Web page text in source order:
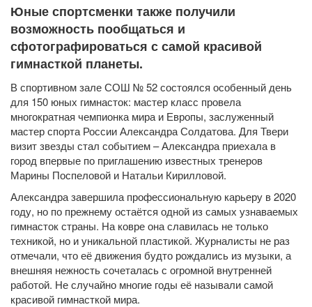
Юные спортсменки также получили
возможность пообщаться и
сфотографироваться с самой красивой
гимнасткой планеты.
В спортивном зале СОШ № 52 состоялся особенный день
для 150 юных гимнасток: мастер класс провела
многократная чемпионка мира и Европы, заслуженный
мастер спорта России Александра Солдатова. Для Твери
визит звезды стал событием – Александра приехала в
город впервые по приглашению известных тренеров
Марины Поспеловой и Натальи Кирилловой.
Александра завершила профессиональную карьеру в 2020
году, но по прежнему остаётся одной из самых узнаваемых
гимнасток страны. На ковре она славилась не только
техникой, но и уникальной пластикой. Журналисты не раз
отмечали, что её движения будто рождались из музыки, а
внешняя нежность сочеталась с огромной внутренней
работой. Не случайно многие годы её называли самой
красивой гимнасткой мира.